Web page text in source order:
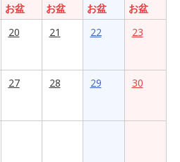
お盆
お盆
お盆
お盆
20 21 22 23
27 28 29 30